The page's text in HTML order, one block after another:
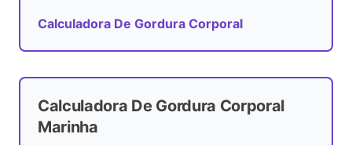
Calculadora De Gordura Corporal
Calculadora De Gordura Corporal
Marinha